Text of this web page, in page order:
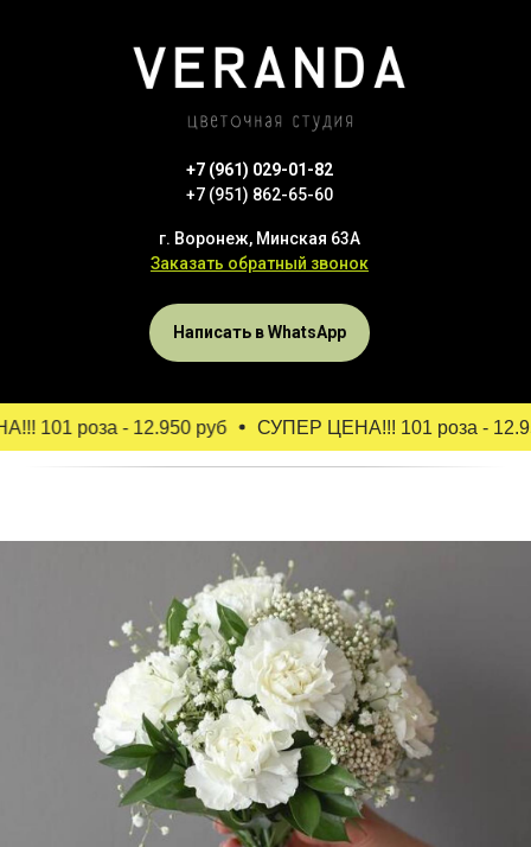
+7 (961) 029-01-82
+7 (951) 862-65-60
г. Воронеж, Минская 63А
Заказать обратный звонок
Написать в WhatsApp
101 роза - 12.950 руб СУПЕР ЦЕНА!!! 101 роза -